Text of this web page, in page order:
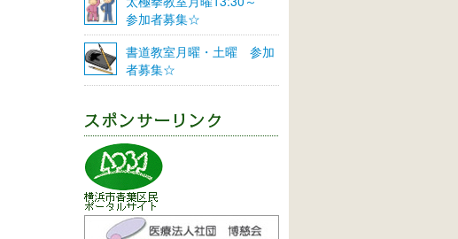
参加者募集☆
書道教室月曜・土曜 参加
者募集☆